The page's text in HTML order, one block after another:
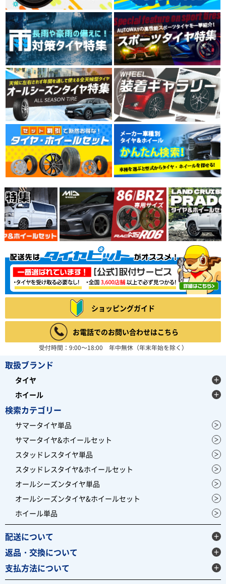
ショッピングガイド
お電話でのお問い合わせはこちら
受付時間：9:00～18:00 年中無休（年末年始を除く）
取扱ブランド
タイヤ
ホイール
検索カテゴリー
サマータイヤ単品
サマータイヤ&ホイールセット
スタッドレスタイヤ単品
スタッドレスタイヤ&ホイールセット
オールシーズンタイヤ単品
オールシーズンタイヤ&ホイールセット
ホイール単品
配送について
返品・交換について
支払方法について